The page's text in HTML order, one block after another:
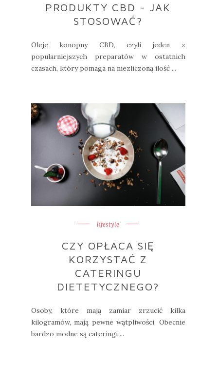
PRODUKTY CBD - JAK
STOSOWAĆ?
Oleje konopny CBD, czyli jeden z
popularniejszych preparatów w ostatnich
czasach, który pomaga na niezliczoną ilość ...
lifestyle
CZY OPŁACA SIĘ
KORZYSTAĆ Z
CATERINGU
DIETETYCZNEGO?
Osoby, które mają zamiar zrzucić kilka
kilogramów, mają pewne wątpliwości. Obecnie
bardzo modne są cateringi ...